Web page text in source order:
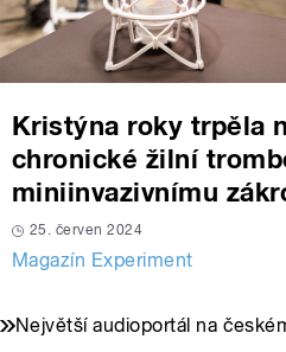
Kristýna roky trpěla
chronické žilní
miniinvazivnímu
25. červen 2024
Magazín Experiment
Největší audioportál na